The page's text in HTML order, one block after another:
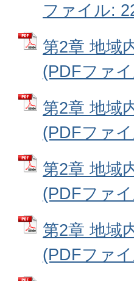
ファイル:
第2章 地域
(PDFファ
第2章 地域
(PDFファ
第2章 地域
(PDFファ
第2章 地域
(PDFファ